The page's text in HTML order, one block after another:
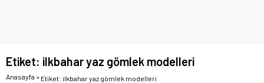
Etiket: ilkbahar yaz gömlek modelleri
Anasayfa » Etiket: ilkbahar yaz gömlek modelleri